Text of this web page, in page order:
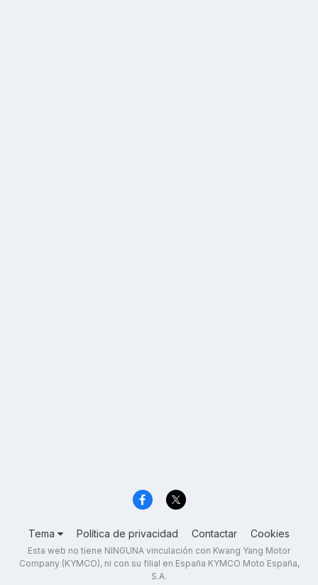
Tema Política de privacidad Contactar Cookies
Esta web no tiene NINGUNA vinculación con Kwang Yang Motor
Company (KYMCO), ni con su filial en España KYMCO Moto España,
S.A.